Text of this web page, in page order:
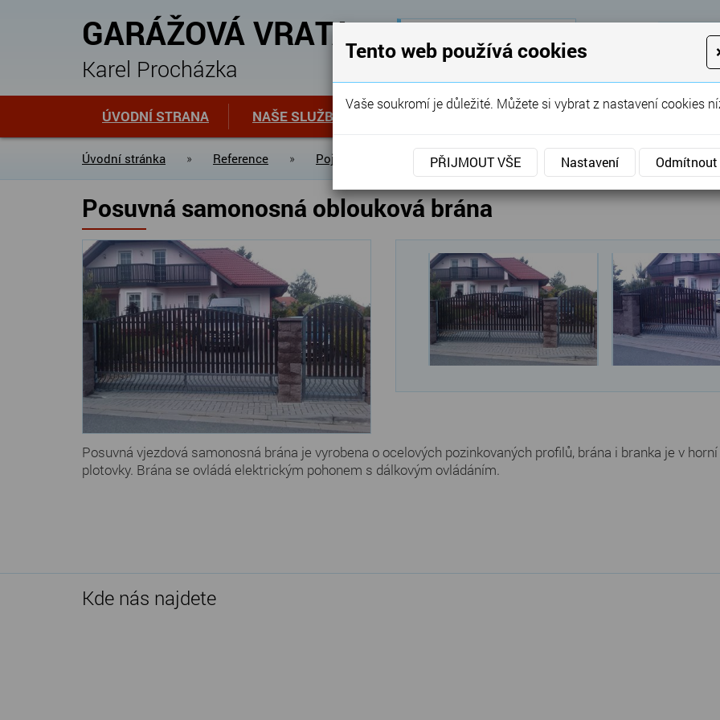
GARÁŽOVÁ VRATA
Karel Procházka Garážová vrata, brány, ploty ...
ÚVODNÍ STRANA NAŠE SLUŽBY SERVIS REFERENCE
Úvodní stránka » Reference » Pojezdové brány » Posuvné Posuvná samonosná
Posuvná samonosná oblouková brána
Posuvná vjezdová samonosná brána je vyrobena o ocelových pozinkovaných profilů, brána i branka je v
plotovky. Brána se ovládá elektrickým pohonem s dálkovým ovládáním.
Kde nás najdete
Tento web používá cookies
Vaše soukromí je důležité. Můžete si vybrat z nastavení cookies
PŘIJMOUT VŠE Nastavení Odmítnout